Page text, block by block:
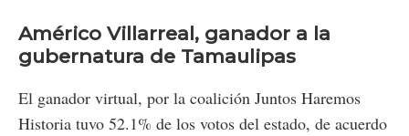
Américo Villarreal, ganador a la
gubernatura de Tamaulipas
El ganador virtual, por la coalición Juntos Haremos
Historia tuvo 52.1% de los votos del estado, de acuerdo